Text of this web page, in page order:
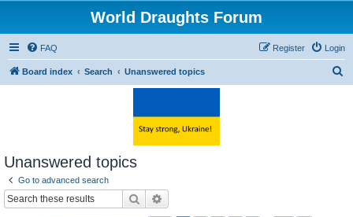
World Draughts Forum
FAQ Login
Register
Board index Search Unanswered topics
Unanswered topics
Go to advanced search
Search